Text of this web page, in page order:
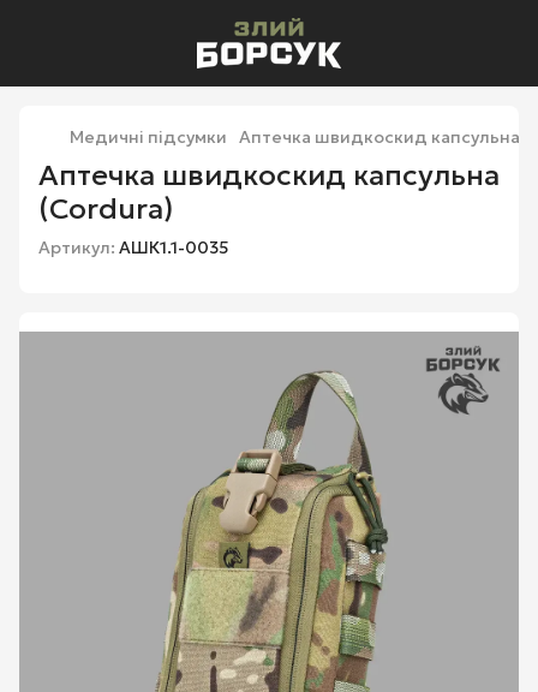
Медичні підсумки Аптечка швидкоскид капсульна
Аптечка швидкоскид капсульна
(Cordura)
Артикул: АШК1.1-0035